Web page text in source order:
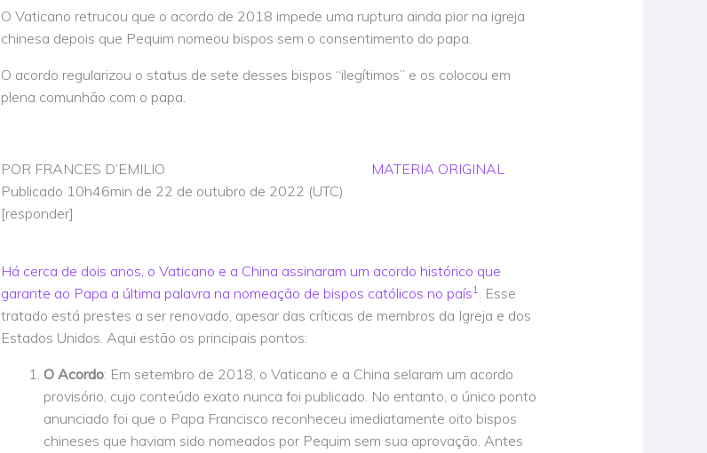
O Vaticano retrucou que o acordo de 2018 impede uma ruptura ainda pior na igreja
chinesa depois que Pequim nomeou bispos sem o consentimento do papa.
O acordo regularizou o status de sete desses bispos “ilegítimos” e os colocou em
plena comunhão com o papa.
POR FRANCES D’EMILIO
Publicado 10h46min de 22 de outubro de 2022 (UTC)
[responder]
MATERIA ORIGINAL
Há cerca de dois anos, o Vaticano e a China assinaram um acordo histórico que
garante ao Papa a última palavra na nomeação de bispos católicos no país1. Esse
tratado está prestes a ser renovado, apesar das críticas de membros da Igreja e dos
Estados Unidos. Aqui estão os principais pontos:
O Acordo: Em setembro de 2018, o Vaticano e a China selaram um acordo
provisório, cujo conteúdo exato nunca foi publicado. No entanto, o único ponto
anunciado foi que o Papa Francisco reconheceu imediatamente oito bispos
chineses que haviam sido nomeados por Pequim sem sua aprovação. Antes